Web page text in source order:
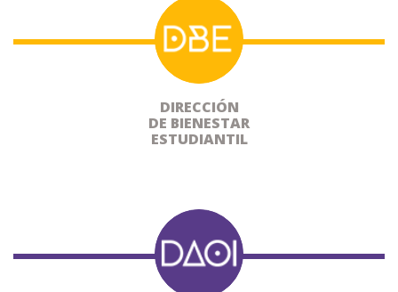
DIRECCIÓN
DE BIENESTAR
ESTUDIANTIL